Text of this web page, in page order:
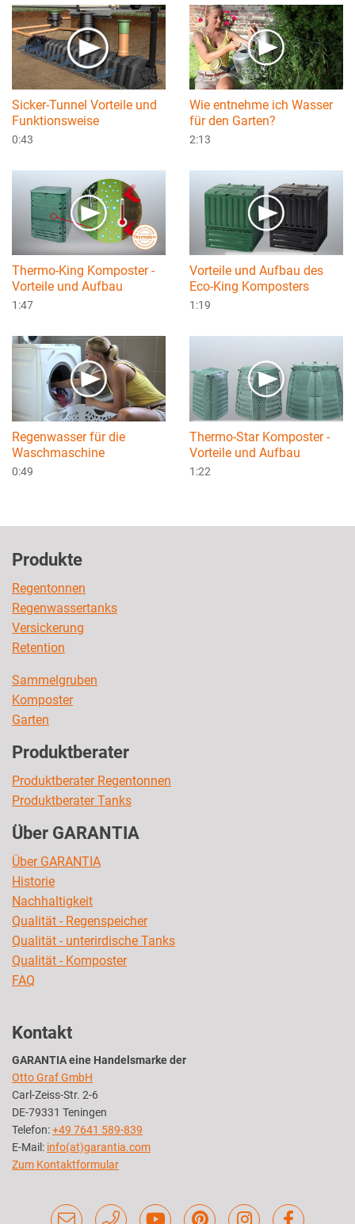
Sicker-Tunnel Vorteile und
Funktionsweise
0:43
Wie entnehme ich Wasser
für den Garten?
2:13
Thermo-King Komposter -
Vorteile und Aufbau
1:47
Vorteile und Aufbau des
Eco-King Komposters
1:19
Regenwasser für die
Waschmaschine
0:49
Thermo-Star Komposter -
Vorteile und Aufbau
1:22
Produkte
Regentonnen
Regenwassertanks
Versickerung
Retention
Sammelgruben
Komposter
Garten
Produktberater
Produktberater Regentonnen
Produktberater Tanks
Über GARANTIA
Über GARANTIA
Historie
Nachhaltigkeit
Qualität - Regenspeicher
Qualität - unterirdische Tanks
Qualität - Komposter
FAQ
Kontakt
GARANTIA eine Handelsmarke der
Otto Graf GmbH
Carl-Zeiss-Str. 2-6
DE-79331 Teningen
Telefon:+49 7641 589-839
E-Mail: info(at)garantia.com
Zum Kontaktformular